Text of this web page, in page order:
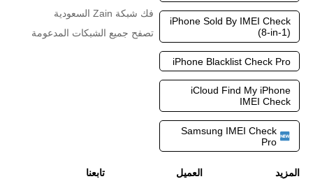
iPhone Sold By IMEI Check
(8-in-1)
iPhone Blacklist Check Pro
iCloud Find My iPhone
IMEI Check
Samsung IMEI Check
Pro
فك شبكة Zain السعودية
تصفح جميع الشبكات المدعومة
المزيد العميل تابعنا